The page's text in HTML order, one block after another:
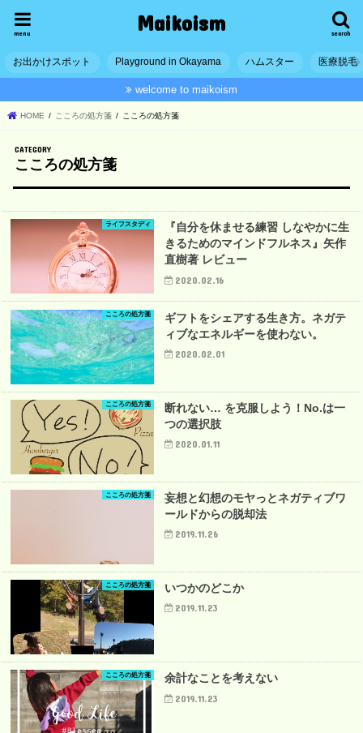
Maikoism search
menu
お出かけスポット Playground in Okayama ハムスター 医療脱毛
welcome to maikoism
HOME こころの処方箋 こころの処方箋
こころの処方箋
ライフスタディ
『自分を休ませる練習 しなやかに生
きるためのマインドフルネス』矢作
直樹著 レビュー
2020.02.16
こころの処方箋
ギフトをシェアする生き方。ネガテ
ィブなエネルギーを使わない。
2020.02.01
こころの処方箋
断れない… を克服しよう！No.は一
つの選択肢
2020.01.11
こころの処方箋
妄想と幻想のモヤっとネガティブワ
ールドからの脱却法
2019.11.26
こころの処方箋 いつかのどこか
2019.11.23
こころの処方箋 余計なことを考えない
2019.11.23